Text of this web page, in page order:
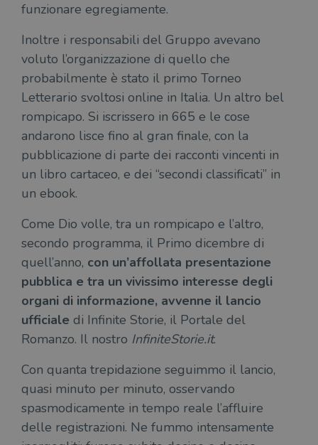
funzionare egregiamente.
Inoltre i responsabili del Gruppo avevano
voluto l’organizzazione di quello che
probabilmente è stato il primo Torneo
Letterario svoltosi online in Italia. Un altro bel
rompicapo. Si iscrissero in 665 e le cose
andarono lisce fino al gran finale, con la
pubblicazione di parte dei racconti vincenti in
un libro cartaceo, e dei “secondi classificati” in
un ebook.
Come Dio volle, tra un rompicapo e l’altro,
secondo programma, il Primo dicembre di
quell’anno, con un’affollata presentazione
pubblica e tra un vivissimo interesse degli
organi di informazione, avvenne il lancio
ufficiale di Infinite Storie, il Portale del
Romanzo. Il nostro InfiniteStorie.it.
Con quanta trepidazione seguimmo il lancio,
quasi minuto per minuto, osservando
spasmodicamente in tempo reale l’affluire
delle registrazioni. Ne fummo intensamente